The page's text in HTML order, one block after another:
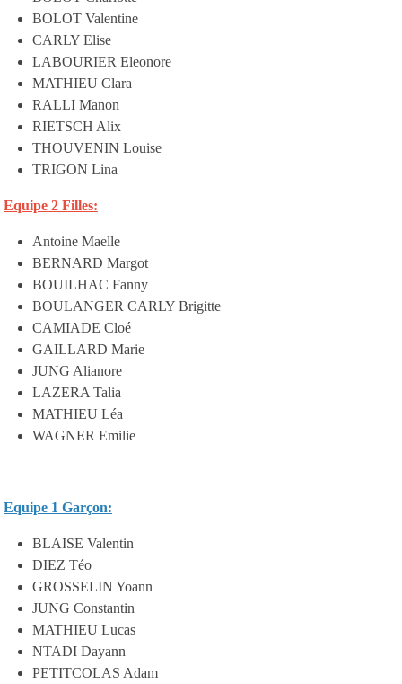
BOLOT Valentine
CARLY Elise
LABOURIER Eleonore
MATHIEU Clara
RALLI Manon
RIETSCH Alix
THOUVENIN Louise
TRIGON Lina
Equipe 2 Filles:
Antoine Maelle
BERNARD Margot
BOUILHAC Fanny
BOULANGER CARLY Brigitte
CAMIADE Cloé
GAILLARD Marie
JUNG Alianore
LAZERA Talia
MATHIEU Léa
WAGNER Emilie
Equipe 1 Garçon:
BLAISE Valentin
DIEZ Téo
GROSSELIN Yoann
JUNG Constantin
MATHIEU Lucas
NTADI Dayann
PETITCOLAS Adam